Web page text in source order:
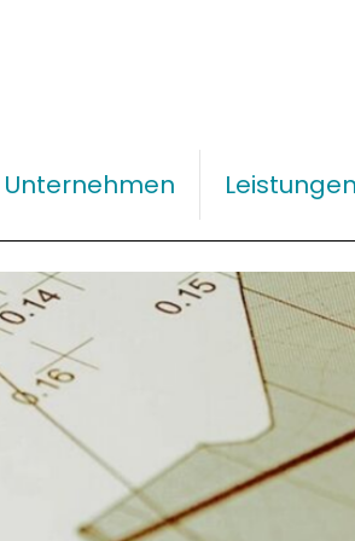
Unternehmen Leistungen